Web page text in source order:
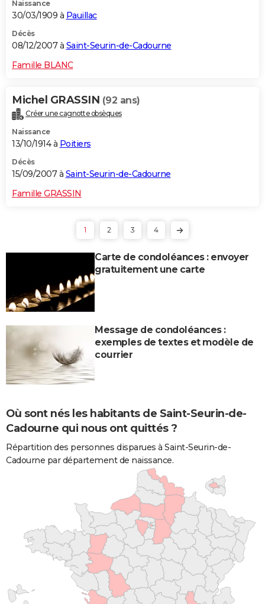
Naissance
30/03/1909 à Pauillac
Décès
08/12/2007 à Saint-Seurin-de-Cadourne
Famille BLANC
Michel GRASSIN (92 ans)
Créer une cagnotte obsèques
Naissance
13/10/1914 à Poitiers
Décès
15/09/2007 à Saint-Seurin-de-Cadourne
Famille GRASSIN
1 2 3 4
Carte de condoléances : envoyer
gratuitement une carte
Message de condoléances :
exemples de textes et modèle de
courrier
Où sont nés les habitants de Saint-Seurin-de-
Cadourne qui nous ont quittés ?
Répartition des personnes disparues à Saint-Seurin-de-
Cadourne par département de naissance.